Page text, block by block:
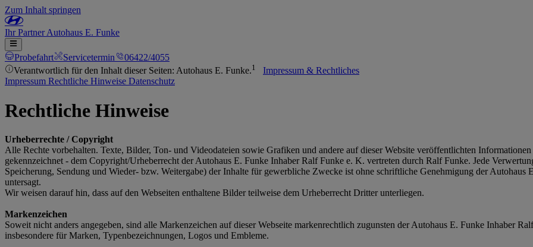
Zum Inhalt springen
IhrPartnerAutohaus E. Funke
Probefahrt Servicetermin
06422/4055
Verantwortlich für den Inhalt dieser Seiten: Autohaus E. Funke.1
Impressum & Rechtliches
Impressum Rechtliche Hinweise Datenschutz
Rechtliche Hinweise
Urheberrechte / Copyright
Alle Rechte vorbehalten. Texte, Bilder, Ton- und Videodateien sowie Grafiken und andere auf dieser Website veröffentlichten
gekennzeichnet ‐ dem Copyright/Urheberrecht der Autohaus E. Funke Inhaber Ralf Funke e. K. vertreten durch Ralf Funke. Jede
Speicherung, Sendung und Wieder- bzw. Weitergabe) der Inhalte für gewerbliche Zwecke ist ohne schriftliche Genehmigung der
untersagt.
Wir weisen darauf hin, dass auf den Webseiten enthaltene Bilder teilweise dem Urheberrecht Dritter unterliegen.
Markenzeichen
Soweit nicht anders angegeben, sind alle Markenzeichen auf dieser Webseite markenrechtlich zugunsten der Autohaus E. Funke Inhaber
insbesondere für Marken, Typenbezeichnungen, Logos und Embleme.